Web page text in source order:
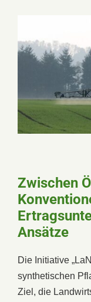
Zwischen
Ansätze
Die Initiative
synthetischen
Ziel, die